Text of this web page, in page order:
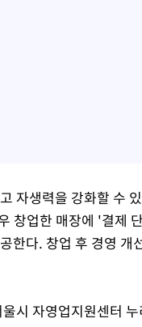
자생력을 강화할 수
창업한 매장에 '결제
한다. 창업 후 경영 개
시 자영업지원센터 누